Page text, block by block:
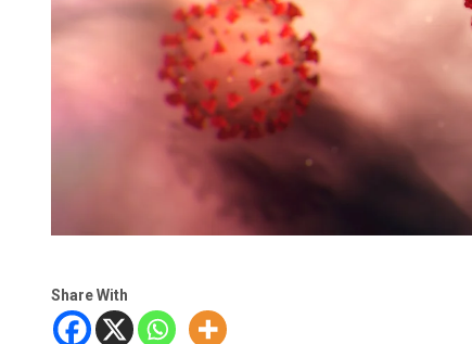
Share With